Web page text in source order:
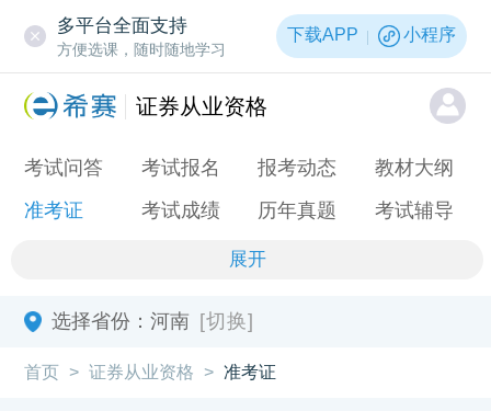
多平台全面支持
方便选课，随时随地学习
下载APP 小程序
证券从业资格
考试问答 考试报名 报考动态
教材大纲
准考证
考试成绩 历年真题 考试辅导
展开
选择省份： 河南 [切换]
首页 > 证券从业资格 > 准考证